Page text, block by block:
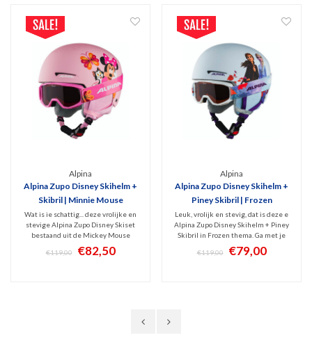
Alpina
Alpina Zupo Disney Skihelm +
Skibril | Minnie Mouse
Wat is ie schattig... deze vrolijke en
stevige Alpina Zupo Disney Skiset
bestaand uit de Mickey Mouse
skihelm en Piney Skibril. Ga met je
Disney-helden veilig het
€119,00 €82,50
Alpina
Alpina Zupo Disney Skihelm +
Piney Skibril | Frozen
Leuk, vrolijk en stevig, dat is deze e
Alpina Zupo Disney Skihelm + Piney
Skibril in Frozen thema. Ga met je
Disney-helden veilig het
sneeuwavontuur aan. De matchende
€119,00 €79,00